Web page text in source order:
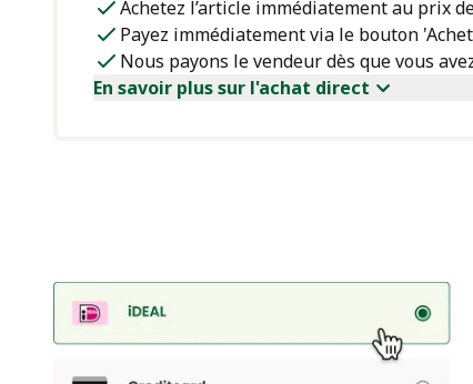
Achetez l’article immédiatement au prix
Payez immédiatement via le bouton
Nous payons le vendeur dès que vous
En savoir plus sur l'achat direct